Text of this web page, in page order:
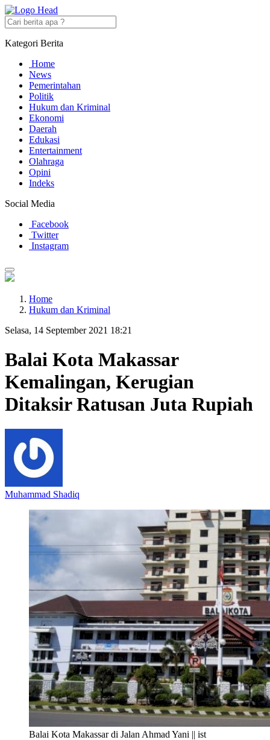
Kategori Berita
Home
News
Pemerintahan
Politik
Hukum dan Kriminal
Ekonomi
Daerah
Edukasi
Entertainment
Olahraga
Opini
Indeks
Social Media
Facebook
Twitter
Instagram
Home
Hukum dan Kriminal
Selasa, 14 September 2021 18:21
Balai Kota Makassar
Kemalingan, Kerugian
Ditaksir Ratusan Juta Rupiah
Muhammad Shadiq
Balai Kota Makassar di Jalan Ahmad Yani || ist